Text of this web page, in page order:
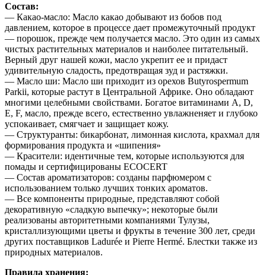
Состав:
— Какао-масло: Масло какао добывают из бобов под
давлением, которое в процессе дает промежуточный продукт
— порошок, прежде чем получается масло. Это один из самых
чистых растительных материалов и наиболее питательный.
Верный друг нашей кожи, масло укрепит ее и придаст
удивительную сладость, предотвращая зуд и растяжки.
— Масло ши: Масло ши приходит из орехов Butyrospermum
Parkii, которые растут в Центральной Африке. Оно обладают
многими целебными свойствами. Богатое витаминами А, D,
Е, F, масло, прежде всего, естественно увлажненяет и глубоко
успокаивает, смягчает и защищает кожу.
— Структуранты: бикарбонат, лимонная кислота, крахмал для
формирования продукта и «шипения»
— Красители: идентичные тем, которые используются для
помады и сертифицированы ECOCERT
— Состав ароматизаторов: созданы парфюмером с
использованием только лучших тонких ароматов.
— Все компоненты природные, представляют собой
декоративную «сладкую выпечку»; некоторые были
реализованы авторитетными компаниями Тулузы,
кристаллизующими цветы и фрукты в течение 300 лет, среди
других поставщиков Ladurée и Pierre Hermé. Блестки также из
природных материалов.
Правила хранения: